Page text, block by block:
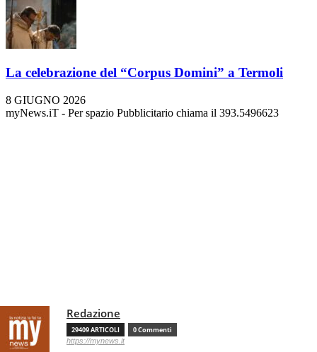
La celebrazione del “Corpus Domini” a Termoli
8 GIUGNO 2026
myNews.iT - Per spazio Pubblicitario chiama il 393.5496623
Redazione
29409 ARTICOLI 0 Commenti
https://mynews.it